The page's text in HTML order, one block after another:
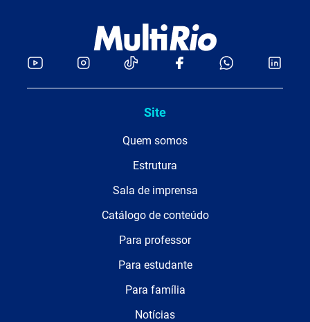
Site
Quem somos
Estrutura
Sala de imprensa
Catálogo de conteúdo
Para professor
Para estudante
Para família
Notícias